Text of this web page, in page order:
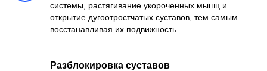
системы, растягивание укороченных мышц и
открытие дугоотростчатых суставов, тем самым
восстанавливая их подвижность.
Разблокировка суставов